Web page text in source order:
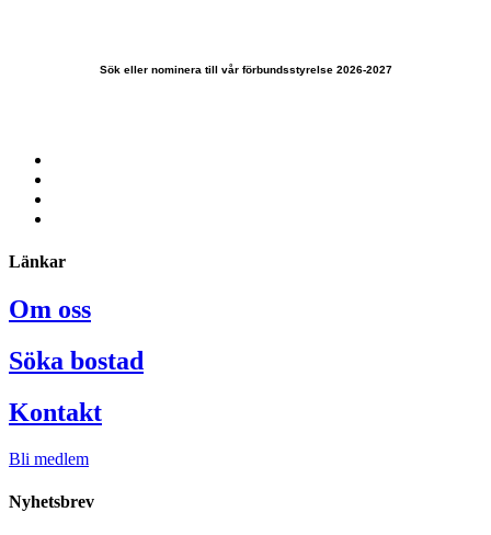
Sök eller nominera till vår förbundsstyrelse 2026-2027
Länkar
Om oss
Söka bostad
Kontakt
Bli medlem
Nyhetsbrev